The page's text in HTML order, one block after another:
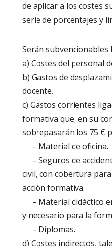
de aplicar a los costes
serie de porcentajes y
Serán subvencionables
a) Costes del personal
b) Gastos de
docente.
c) Gastos corrientes
formativa que, en su
sobrepasarán los 75 €
– Material de oficina.
– Seguros de
civil, con cobertura
acción formativa.
– Material didáctico
y necesario para la
– Diplomas.
d) Costes indirectos,